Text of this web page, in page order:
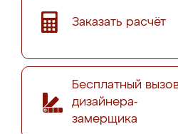
Заказать расчёт
Бесплатный
дизайнера-
замерщика